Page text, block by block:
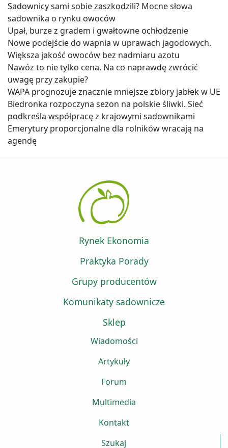
Sadownicy sami sobie zaszkodzili? Mocne słowa
sadownika o rynku owoców
Upał, burze z gradem i gwałtowne ochłodzenie
Nowe podejście do wapnia w uprawach jagodowych.
Większa jakość owoców bez nadmiaru azotu
Nawóz to nie tylko cena. Na co naprawdę zwrócić
uwagę przy zakupie?
WAPA prognozuje znacznie mniejsze zbiory jabłek w UE
Biedronka rozpoczyna sezon na polskie śliwki. Sieć
podkreśla współpracę z krajowymi sadownikami
Emerytury proporcjonalne dla rolników wracają na
agendę
Rynek Ekonomia
Praktyka Porady
Grupy producentów
Komunikaty sadownicze
Sklep
Wiadomości
Artykuły
Forum
Multimedia
Kontakt
Szukaj